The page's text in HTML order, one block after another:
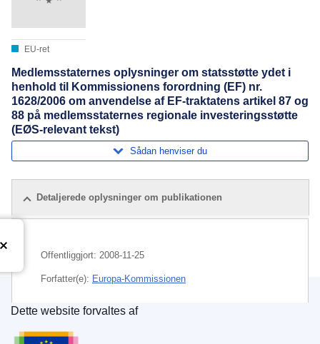
EU-ret
Medlemsstaternes oplysninger om statsstøtte ydet i
henhold til Kommissionens forordning (EF) nr.
1628/2006 om anvendelse af EF-traktatens artikel 87 og
88 på medlemsstaternes regionale investeringsstøtte
(EØS-relevant tekst)
Sådan henviser du
Detaljerede oplysninger om publikationen
Offentliggjort: 2008-11-25
Forfatter(e): Europa-Kommissionen
Emne:investering,kontrol med statsstøtte
Den Europæiske Unions Publikationskontor
Dette website forvaltes af